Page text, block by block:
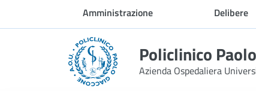
Skip to Main ContentAmministrazione
trasparente
Delibere
Policlinico
Azienda Ospedaliera